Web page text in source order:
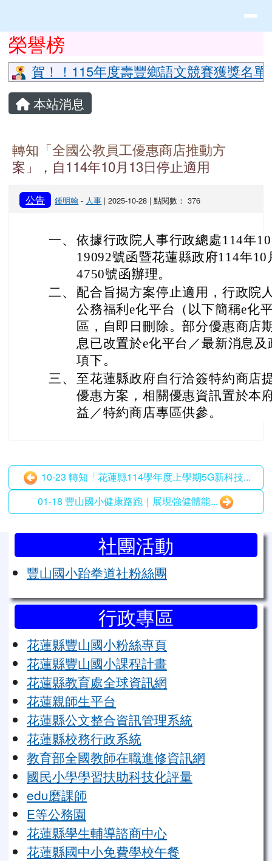
上中區域內容
榮譽榜
賀！！115年度壽豐鄉語文競賽獲獎名
主內容區域
本站消息
轉知「全國公教員工優惠商店推動方
案」，自114年10月13日停止適用
公告 鍾明翰 - 人事 | 2025-10-28 | 點閱數： 376
一、 依據行政院人事行政總處114年
19092號函暨花蓮縣政府114年
4750號函辦理。
二、
配合旨揭方案停止適用，行政院
公務福利e化平台（以下簡稱e化
區，自即日刪除。部分優惠商店
息已改置於e化平台／最新消息
項下。
三、 至花蓮縣政府自行洽簽特約商店
優惠方案，相關優惠資訊置於本
益／特約商店專區供參。
10-23 轉知「花蓮縣114學年度上學期5G新科技...
01-18 豐山國小健康路跑｜展現強健體能...
左邊區域內容 社團活動
豐山國小跆拳道社粉絲團
行政專區
花蓮縣豐山國小粉絲專頁
花蓮縣豐山國小課程計畫
花蓮縣教育處全球資訊網
花蓮親師生平台
花蓮縣公文整合資訊管理系統
花蓮縣校務行政系統
教育部全國教師在職進修資訊網
國民小學學習扶助科技化評量
edu磨課師
E等公務園
花蓮縣學生輔導諮商中心
花蓮縣國中小免費學校午餐
頁尾區域